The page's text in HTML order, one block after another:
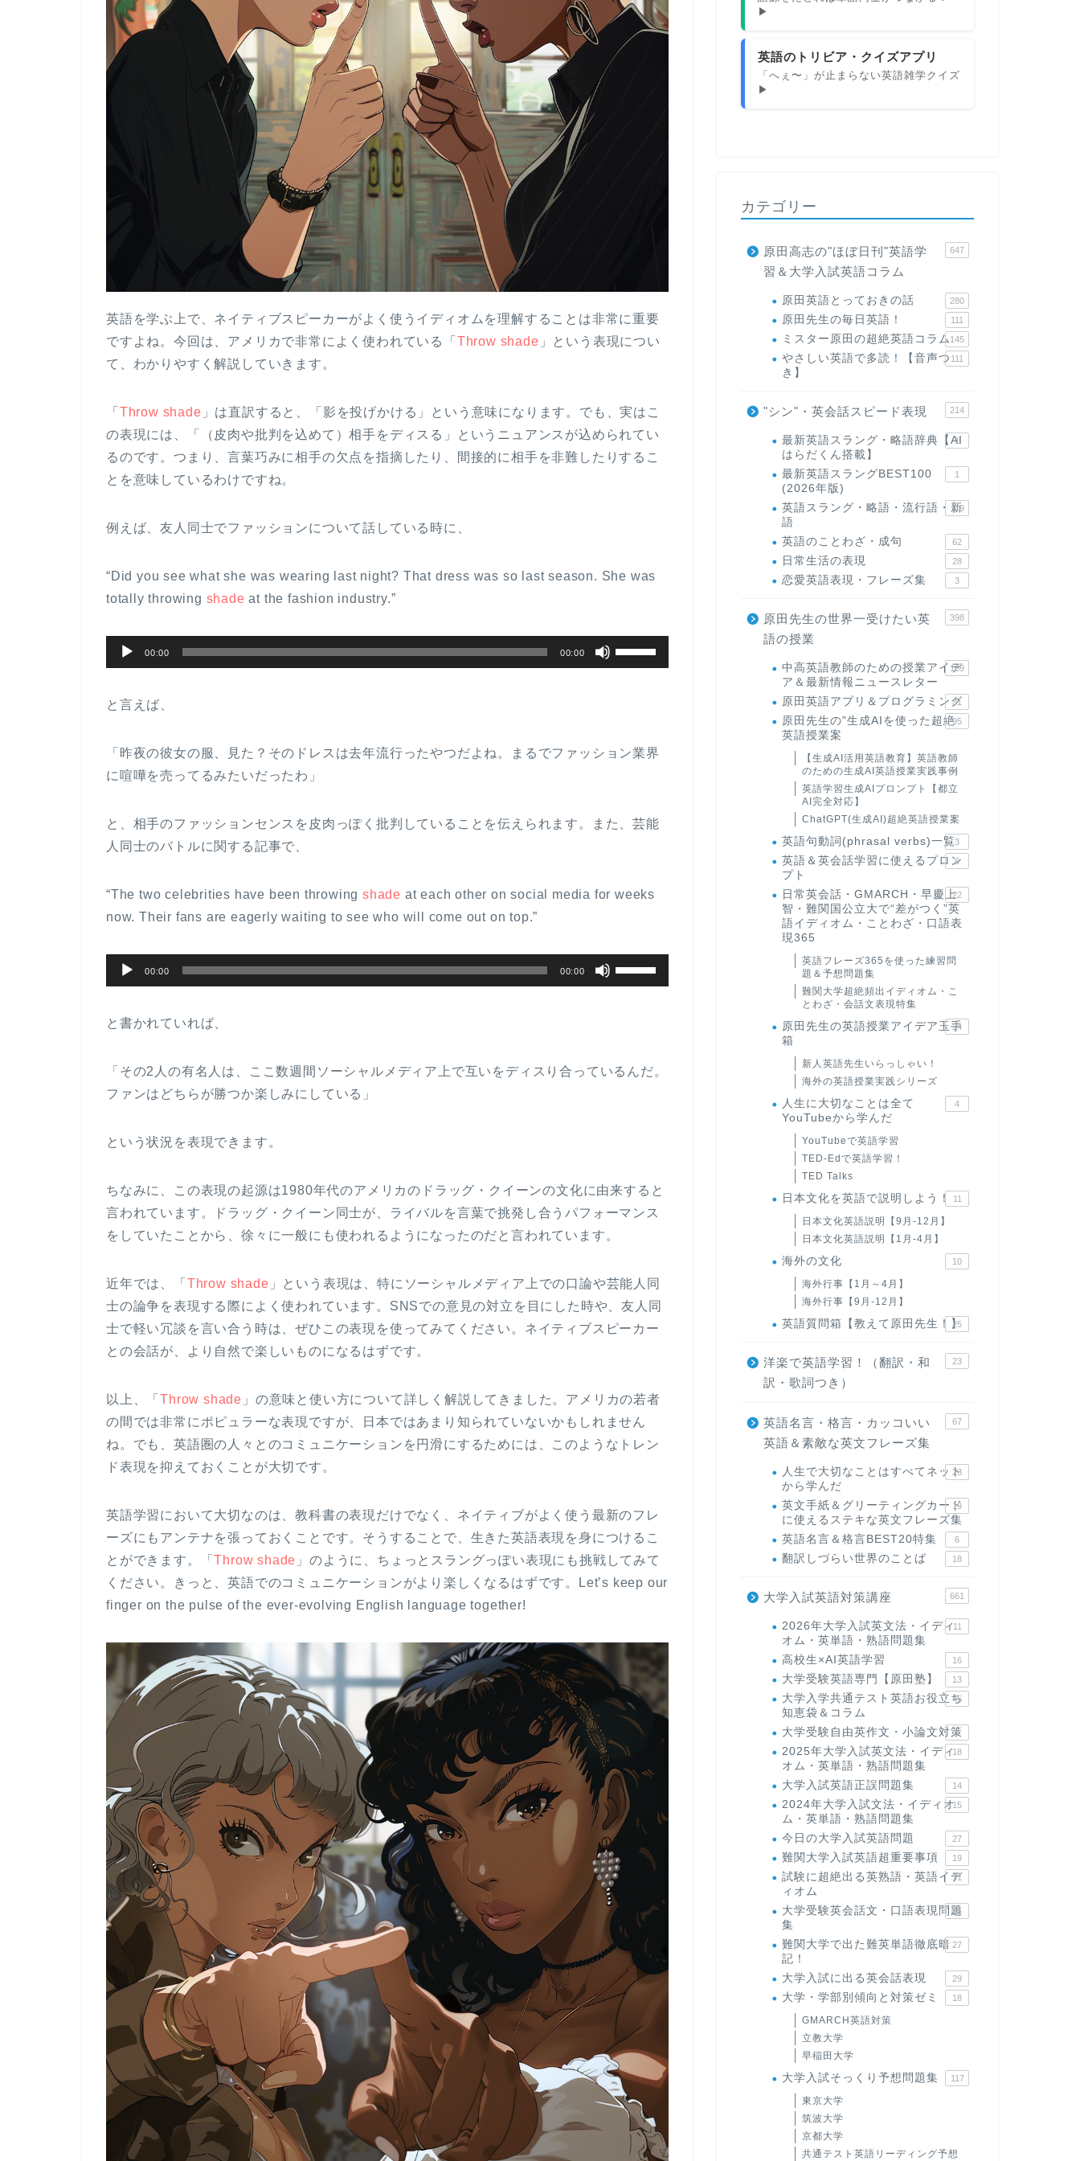
英語を学ぶ上で、ネイティブスピーカーがよく使うイディオムを理解することは非常に重要
ですよね。今回は、アメリカで非常によく使われている「 Throw shade 」という表現につい
て、わかりやすく解説していきます。
「 Throw shade 」は直訳すると、「影を投げかける」という意味になります。でも、実はこ
の表現には、「（皮肉や批判を込めて）相手をディスる」というニュアンスが込められてい
るのです。つまり、言葉巧みに相手の欠点を指摘したり、間接的に相手を非難したりするこ
とを意味しているわけですね。
例えば、友人同士でファッションについて話している時に、
“Did you see what she was wearing last night? That dress was so last season. She was
totally throwing shade at the fashion industry.”
声
レ
ー
00:00 00:00
ボ
リ
調
は
矢
を
く
と言えば、
「昨夜の彼女の服、見た？そのドレスは去年流行ったやつだよね。まるでファッション業界
に喧嘩を売ってるみたいだったわ」
と、相手のファッションセンスを皮肉っぽく批判していることを伝えられます。また、芸能
人同士のバトルに関する記事で、
“The two celebrities have been throwing shade at each other on social media for weeks
now. Their fans are eagerly waiting to see who will come out on top.”
声
レ
ー
00:00 00:00
ボ
リ
調
下
矢
ー
を
使
く
だ
さ
と書かれていれば、
「その2人の有名人は、ここ数週間ソーシャルメディア上で互いをディスり合っているんだ。
ファンはどちらが勝つか楽しみにしている」
という状況を表現できます。
ちなみに、この表現の起源は1980年代のアメリカのドラッグ・クイーンの文化に由来すると
言われています。ドラッグ・クイーン同士が、ライバルを言葉で挑発し合うパフォーマンス
をしていたことから、徐々に一般にも使われるようになったのだと言われています。
近年では、「 Throw shade 」という表現は、特にソーシャルメディア上での口論や芸能人同
士の論争を表現する際によく使われています。SNSでの意見の対立を目にした時や、友人同
士で軽い冗談を言い合う時は、ぜひこの表現を使ってみてください。ネイティブスピーカー
との会話が、より自然で楽しいものになるはずです。
以上、「Throw shade 」の意味と使い方について詳しく解説してきました。アメリカの若者
の間では非常にポピュラーな表現ですが、日本ではあまり知られていないかもしれません
ね。でも、英語圏の人々とのコミュニケーションを円滑にするためには、このようなトレン
ド表現を抑えておくことが大切です。
英語学習において大切なのは、教科書の表現だけでなく、ネイティブがよく使う最新のフレ
ーズにもアンテナを張っておくことです。そうすることで、生きた英語表現を身につけるこ
とができます。「Throw shade 」のように、ちょっとスラングっぽい表現にも挑戦してみて
ください。きっと、英語でのコミュニケーションがより楽しくなるはずです。Let’s keep our
finger on the pulse of the ever-evolving English language together!
▶
英語のトリビア・クイズアプリ
「へぇ〜」が止まらない英語雑学クイズ
▶
カテゴリー
原田高志の"ほぼ日刊"英語学
習＆大学入試英語コラム
647
原田英語とっておきの話 280
原田先生の毎日英語！ 111
ミスター原田の超絶英語コラム145
やさしい英語で多読！【音声つ
き】
111
"シン"・英会話スピード表現 214
最新英語スラング・略語辞典【AI
はらだくん搭載】
1
最新英語スラングBEST100
(2026年版)
1
英語スラング・略語・流行語・新
語
119
英語のことわざ・成句 62
日常生活の表現 28
恋愛英語表現・フレーズ集 3
原田先生の世界一受けたい英
語の授業
398
中高英語教師のための授業アイデ
ア＆最新情報ニュースレター
169
原田英語アプリ＆プログラミング
31
原田先生の"生成AIを使った超絶
英語授業案
95
【生成AI活用英語教育】英語教師
のための生成AI英語授業実践事例
英語学習生成AIプロンプト【都立
AI完全対応】
ChatGPT(生成AI)超絶英語授業案
英語句動詞(phrasal verbs)一覧3
英語＆英会話学習に使えるプロン
プト
6
日常英会話・GMARCH・早慶上
智・難関国公立大で“差がつく”英
語イディオム・ことわざ・口語表
現365
22
英語フレーズ365を使った練習問
題＆予想問題集
難関大学超絶頻出イディオム・こ
とわざ・会話文表現特集
原田先生の英語授業アイデア玉手
箱
24
新人英語先生いらっしゃい！
海外の英語授業実践シリーズ
人生に大切なことは全て
YouTubeから学んだ
4
YouTubeで英語学習
TED-Edで英語学習！
TED Talks
日本文化を英語で説明しよう！ 11
日本文化英語説明【9月-12月】
日本文化英語説明【1月-4月】
海外の文化 10
海外行事【1月～4月】
海外行事【9月-12月】
英語質問箱【教えて原田先生！】
25
洋楽で英語学習！（翻訳・和
訳・歌詞つき）
23
英語名言・格言・カッコいい
英語＆素敵な英文フレーズ集
67
人生で大切なことはすべてネット
から学んだ
23
英文手紙＆グリーティングカード
に使えるステキな英文フレーズ集
19
英語名言＆格言BEST20特集 6
翻訳しづらい世界のことば 18
大学入試英語対策講座 661
2026年大学入試英文法・イディ
オム・英単語・熟語問題集
11
高校生×AI英語学習 16
大学受験英語専門【原田塾】 13
大学入学共通テスト英語お役立ち
知恵袋＆コラム
45
大学受験自由英作文・小論文対策
8
2025年大学入試英文法・イディ
オム・英単語・熟語問題集
18
大学入試英語正誤問題集 14
2024年大学入試文法・イディオ
ム・英単語・熟語問題集
15
今日の大学入試英語問題 27
難関大学入試英語超重要事項 19
試験に超絶出る英熟語・英語イデ
ィオム
71
大学受験英会話文・口語表現問題
集
35
難関大学で出た難英単語徹底暗
記！
27
大学入試に出る英会話表現 29
大学・学部別傾向と対策ゼミ 18
GMARCH英語対策
立教大学
早稲田大学
大学入試そっくり予想問題集 117
東京大学
筑波大学
京都大学
共通テスト英語リーディング予想